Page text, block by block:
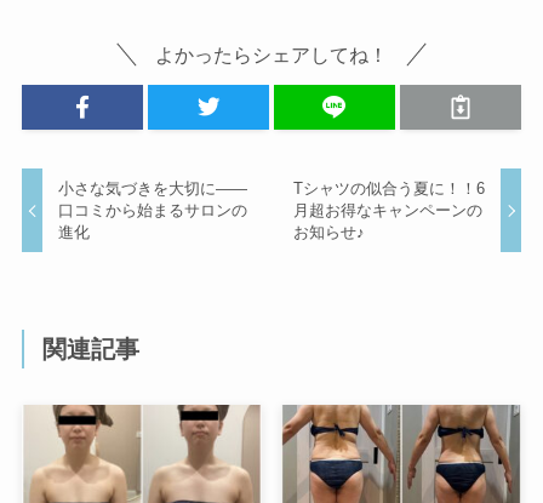
よかったらシェアしてね！
小さな気づきを大切に――
口コミから始まるサロンの
進化
Tシャツの似合う夏に！！6
月超お得なキャンペーンの
お知らせ♪
関連記事